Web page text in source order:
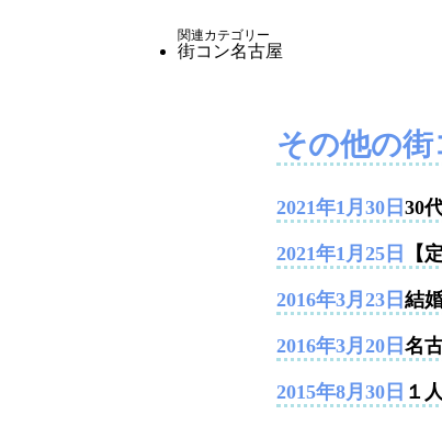
関連カテゴリー
街コン名古屋
その他の
2021年1月30日 30
2021年1月25日 【
2016年3月23日 結
2016年3月20日 名
2015年8月30日 １